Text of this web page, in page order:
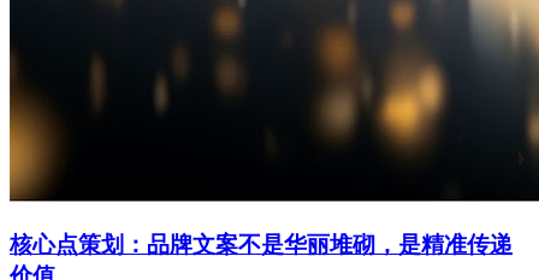
核心点策划：品牌文案不是华丽堆砌，是精准传递